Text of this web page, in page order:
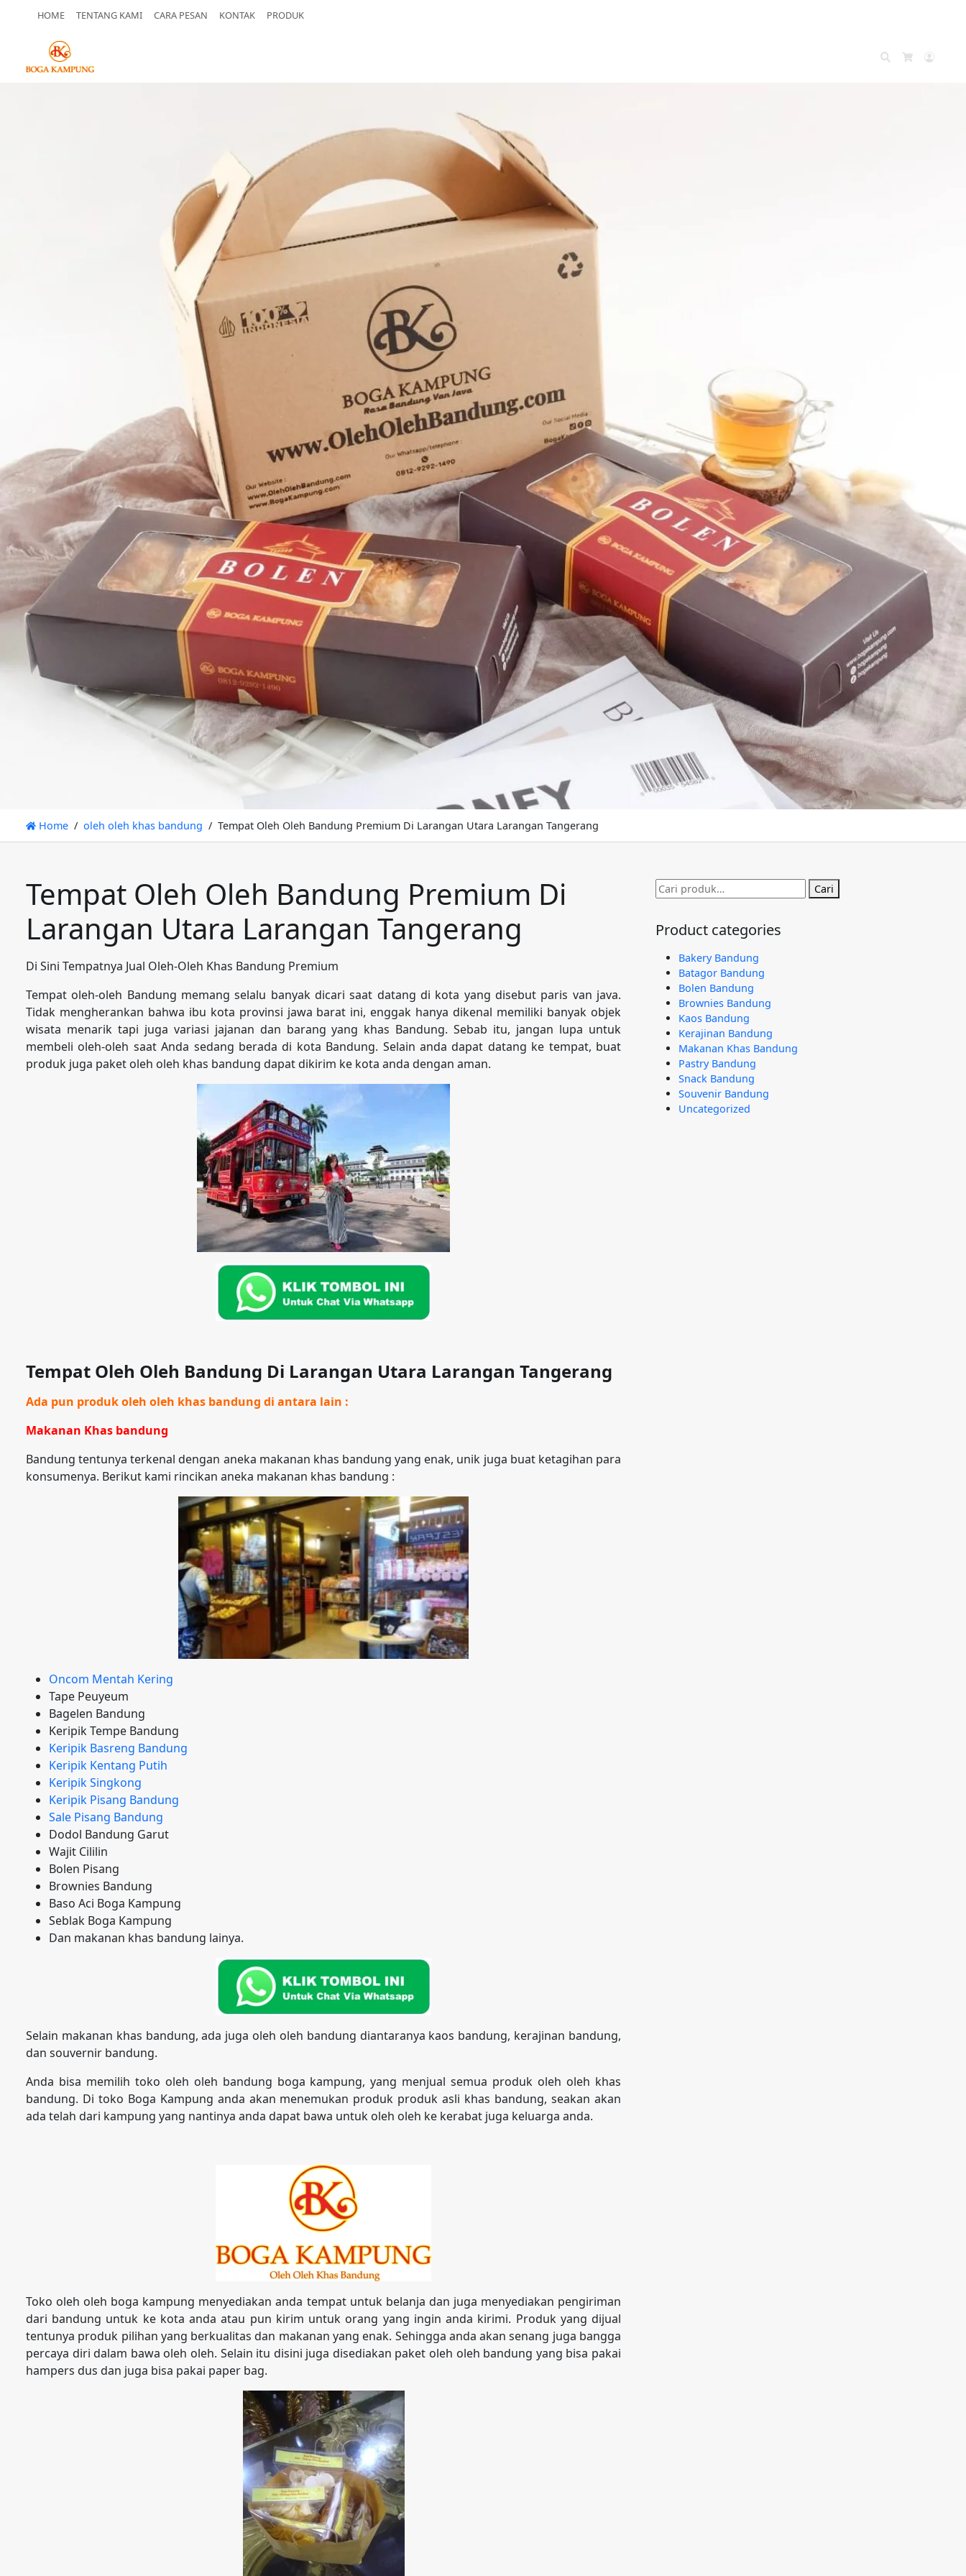
HOME TENTANG KAMI CARA PESAN KONTAK PRODUK
Search
Home oleh oleh khas bandung Tempat Oleh Oleh Bandung Premium Di Larangan Utara Larangan Tangerang
Tempat Oleh Oleh Bandung Premium Di
Larangan Utara Larangan Tangerang
Di Sini Tempatnya Jual Oleh-Oleh Khas Bandung Premium
Tempat oleh-oleh Bandung memang selalu banyak dicari saat datang di kota yang disebut paris van java.
Tidak mengherankan bahwa ibu kota provinsi jawa barat ini, enggak hanya dikenal memiliki banyak objek
wisata menarik tapi juga variasi jajanan dan barang yang khas Bandung. Sebab itu, jangan lupa untuk
membeli oleh-oleh saat Anda sedang berada di kota Bandung. Selain anda dapat datang ke tempat, buat
produk juga paket oleh oleh khas bandung dapat dikirim ke kota anda dengan aman.
Tempat Oleh Oleh Bandung Di Larangan Utara Larangan Tangerang
Ada pun produk oleh oleh khas bandung di antara lain :
Makanan Khas bandung
Bandung tentunya terkenal dengan aneka makanan khas bandung yang enak, unik juga buat ketagihan para
konsumenya. Berikut kami rincikan aneka makanan khas bandung :
Oncom Mentah Kering
Tape Peuyeum
Bagelen Bandung
Keripik Tempe Bandung
Keripik Basreng Bandung
Keripik Kentang Putih
Keripik Singkong
Keripik Pisang Bandung
Sale Pisang Bandung
Dodol Bandung Garut
Wajit Cililin
Bolen Pisang
Brownies Bandung
Baso Aci Boga Kampung
Seblak Boga Kampung
Dan makanan khas bandung lainya.
Selain makanan khas bandung, ada juga oleh oleh bandung diantaranya kaos bandung, kerajinan bandung,
dan souvernir bandung.
Anda bisa memilih toko oleh oleh bandung boga kampung, yang menjual semua produk oleh oleh khas
bandung. Di toko Boga Kampung anda akan menemukan produk produk asli khas bandung, seakan akan
ada telah dari kampung yang nantinya anda dapat bawa untuk oleh oleh ke kerabat juga keluarga anda.
Toko oleh oleh boga kampung menyediakan anda tempat untuk belanja dan juga menyediakan pengiriman
dari bandung untuk ke kota anda atau pun kirim untuk orang yang ingin anda kirimi. Produk yang dijual
tentunya produk pilihan yang berkualitas dan makanan yang enak. Sehingga anda akan senang juga bangga
percaya diri dalam bawa oleh oleh. Selain itu disini juga disediakan paket oleh oleh bandung yang bisa pakai
hampers dus dan juga bisa pakai paper bag.
Pencarian
untuk:
Cari
Product categories
Bakery Bandung
Batagor Bandung
Bolen Bandung
Brownies Bandung
Kaos Bandung
Kerajinan Bandung
Makanan Khas Bandung
Pastry Bandung
Snack Bandung
Souvenir Bandung
Uncategorized